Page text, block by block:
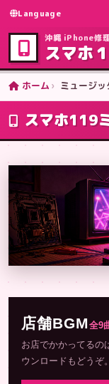
Language
沖縄 iPhone修
スマホ
ホーム ミュージッ
スマホ119
店舗BGM全9
お店でかかってるの
ウンロードもどうぞ。